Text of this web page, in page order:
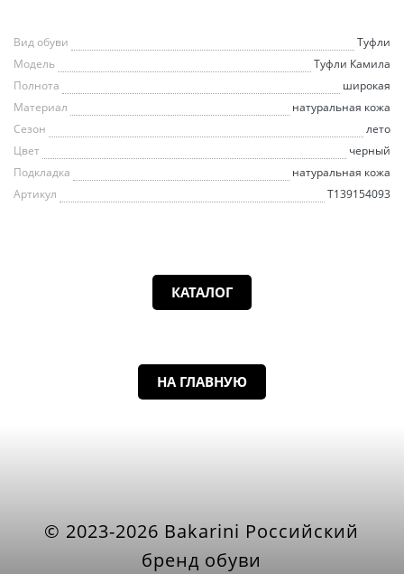
Вид обуви
Туфли
Модель
Туфли Камила
Полнота
широкая
Материал
натуральная кожа
Сезон
лето
Цвет
черный
Подкладка
натуральная кожа
Артикул
T139154093
КАТАЛОГ
НА ГЛАВНУЮ
© 2023-2026 Bakarini Российский
бренд обуви